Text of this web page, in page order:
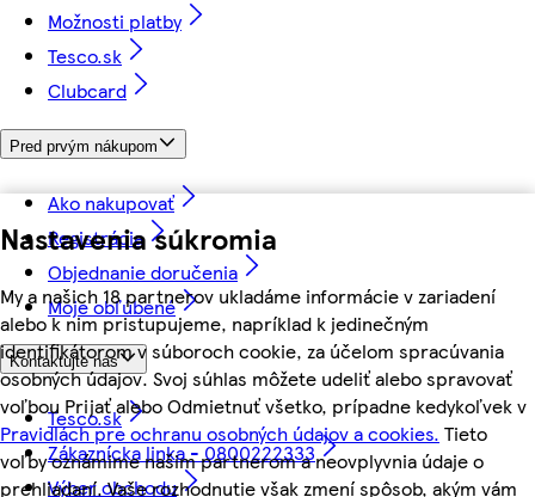
Nastavenia súkromia
My a našich 18 partnerov ukladáme informácie v zariadení
alebo k nim pristupujeme, napríklad k jedinečným
identifikátorom v súboroch cookie, za účelom spracúvania
osobných údajov. Svoj súhlas môžete udeliť alebo spravovať
voľbou Prijať alebo Odmietnuť všetko, prípadne kedykoľvek v
Pravidlách pre ochranu osobných údajov a cookies. Tieto
voľby oznámime našim partnerom a neovplyvnia údaje o
prehliadaní. Vaše rozhodnutie však zmení spôsob, akým vám
Možnosti platby
Tesco.sk
Clubcard
Pred prvým nákupom
Ako nakupovať
Registrácia
Objednanie doručenia
Moje obľúbené
Kontaktujte nás
Tesco.sk
Zákaznícka linka - 0800222333
Výber obchodu